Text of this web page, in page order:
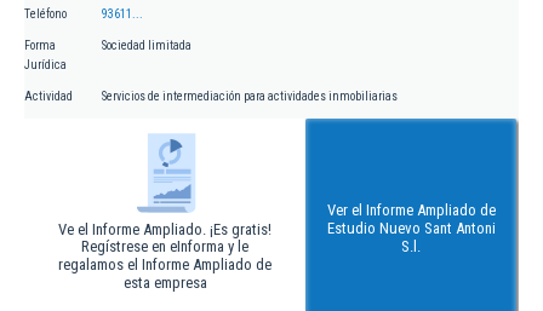
Teléfono 93611...
Forma
Jurídica
Sociedad limitada
Actividad Servicios de intermediación para actividades inmobiliarias
Ve el Informe Ampliado. ¡Es gratis!
Regístrese en eInforma y le
regalamos el Informe Ampliado de
esta empresa
Ver el Informe Ampliado de
Estudio Nuevo Sant Antoni
S.l.